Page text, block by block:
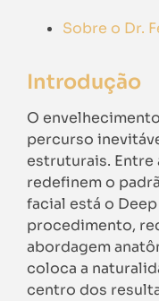
Sobre o Dr.
Introdução
O
percurso
estruturais. Entre
redefinem o
facial está o
procedimento,
abordagem
coloca a
centro dos